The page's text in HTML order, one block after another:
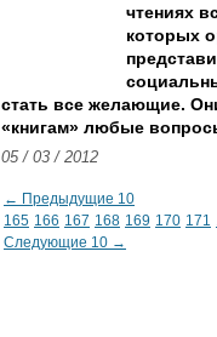
чтениях
которых
стать все желающие.
«книгам» любые
05 / 03 / 2012
← Предыдущие 10
165 166 167 168 169 170 171
Следующие 10 →